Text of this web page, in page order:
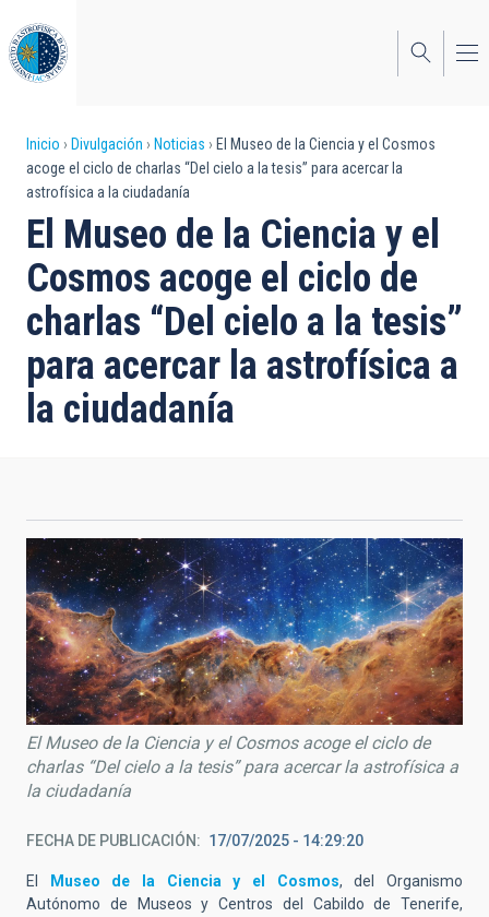
al
contenido
principal
Sobrescribir
enlaces
de
ayuda
a
la
navegación
Inicio Divulgación Noticias
El Museo de la Ciencia y el Cosmos
acoge el ciclo de charlas “Del cielo a la tesis” para acercar la
astrofísica a la ciudadanía
El Museo de la Ciencia y el
Cosmos acoge el ciclo de
charlas “Del cielo a la tesis”
para acercar la astrofísica a
la ciudadanía
El Museo de la Ciencia y el Cosmos acoge el ciclo de
charlas “Del cielo a la tesis” para acercar la astrofísica a
la ciudadanía
FECHA DE PUBLICACIÓN 17/07/2025 - 14:29:20
El Museo de la Ciencia y el Cosmos, del Organismo
Autónomo de Museos y Centros del Cabildo de Tenerife,